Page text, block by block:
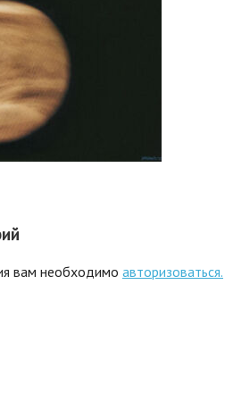
вам необходимо авторизоваться.